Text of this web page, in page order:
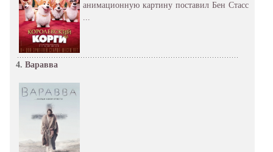
анимационную картину поставил Бен Стасс
...
4. Варавва